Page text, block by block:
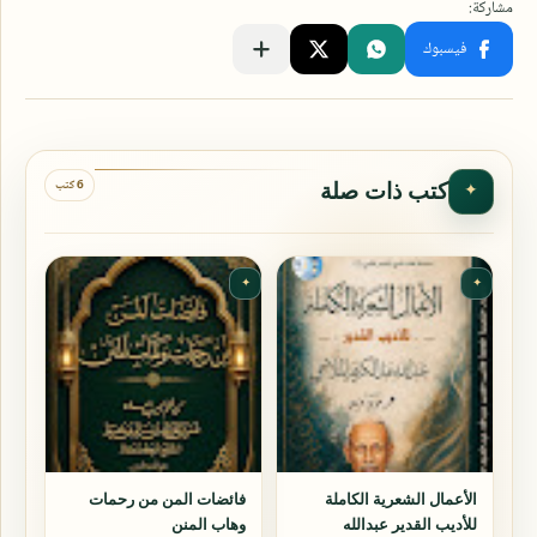
✦ كتب ذات صلة 6 كتب
✦
الأعمال الشعرية الكاملة
للأديب القدير عبدالله
✦
فائضات المن من رحمات
وهاب المنن